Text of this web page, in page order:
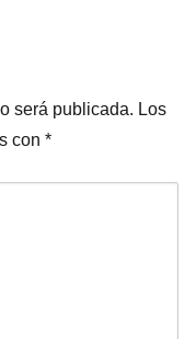
será publicada. Los
con *